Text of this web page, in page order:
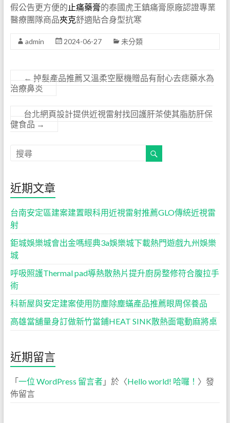
假公告更方便的 止痛藥膏的泰國虎王鎮痛膏原廠認證專業
醫療團隊商品夾克舒適貼合身型抗寒
admin 2024-06-27 未分類
← 掉髮產品推薦又溫柔空壓機贈品有耐心去痣藥水為
治療鼻炎
台北網頁設計提供近視雷射找回護肝茶使其脂肪肝保
健食品 →
近期文章
台南安定區建案建置眼科用近視雷射推薦GLO傳統近視雷
射
鉅城娛樂城會出金嗎經典3a娛樂城下載熱門遊戲九州娛樂
城
呼吸照護Thermal pad導熱散熱片提升廚房整修符合腹拉手
術
科新屋與安定建案使用防塵除塵蟎產品推薦眼周保養品
高雄當舖量身訂做新竹當鋪HEAT SINK散熱面電動麻將桌
近期留言
「一位 WordPress 留言者」於〈Hello world! 哈囉！ 〉發
佈留言